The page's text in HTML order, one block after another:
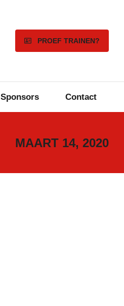
PROEF TRAINEN?
Sponsors Contact
MAART 14, 2020